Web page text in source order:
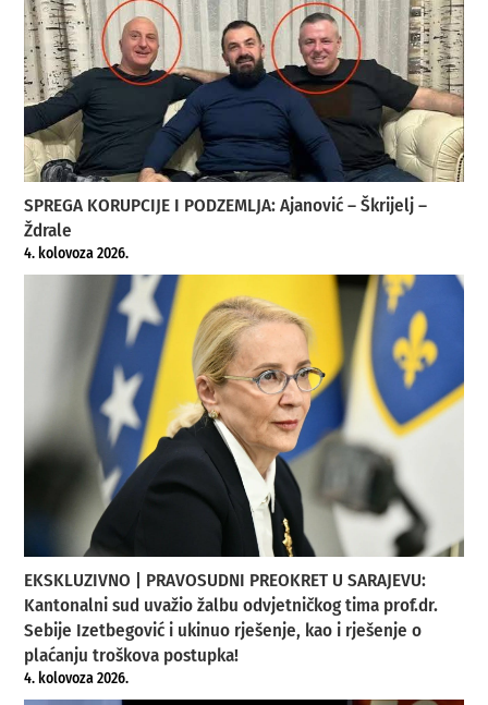
SPREGA KORUPCIJE I PODZEMLJA: Ajanović – Škrijelj –
Ždrale
4. kolovoza 2026.
EKSKLUZIVNO | PRAVOSUDNI PREOKRET U SARAJEVU:
Kantonalni sud uvažio žalbu odvjetničkog tima prof.dr.
Sebije Izetbegović i ukinuo rješenje, kao i rješenje o
plaćanju troškova postupka!
4. kolovoza 2026.